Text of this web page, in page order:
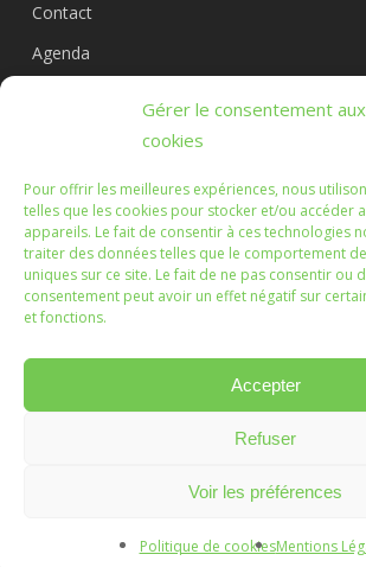
Gérer le consentement aux
cookies
Pour offrir les meilleures expériences, nous
telles que les cookies pour stocker et/ou accéder
appareils. Le fait de consentir à ces technologies
traiter des données telles que le comportement
uniques sur ce site. Le fait de ne pas consentir ou
consentement peut avoir un effet négatif sur
et fonctions.
Accepter
Refuser
Voir les préférences
Politique de cookiesMentions
Contact
Agenda
Les Randonnées Chichéennes
Que les marches que vous ferez, ou que
ensemble, soient l'occasion d'échanges
© 2026 Randonnées Chichéennes.Mentions légales